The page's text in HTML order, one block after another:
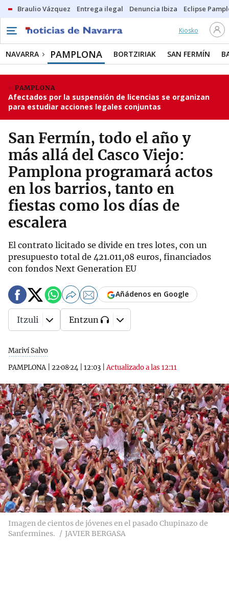
Braulio Vázquez Entrega ilegal Denuncia Ibiza Eclipse
Kiosko
NAVARRA PAMPLONA BORTZIRIAK SAN FERMÍN
PAMPLONA
Afectados por la suspensión de licencias se organizan
para estudiar acciones legales conjuntas
San Fermín, todo el año y
más allá del Casco Viejo:
Pamplona programará actos
en los barrios, tanto en
fiestas como los días de
escalera
El contrato licitado se divide en tres lotes, con un
presupuesto total de 421.011,08 euros, financiados
con fondos Next Generation EU
Mariví Salvo
PAMPLONA| 22·08·24 12:03 |Actualizado a las 12:11
Añádenos en Google
Itzuli Entzun
Imagen de cientos de jóvenes en el pasado Chupinazo de
Sanfermines.
JAVIER BERGASA